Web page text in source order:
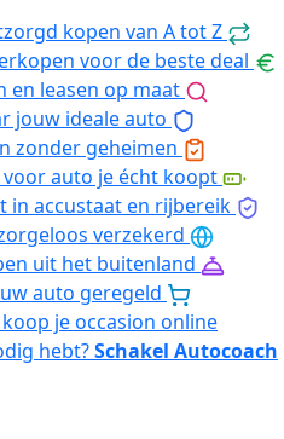
kopen van A tot Z
voor de beste deal
en leasen op maat
jouw ideale auto
zonder geheimen
auto je écht koopt
in accustaat en rijbereik
verzekerd
uit het buitenland
auto geregeld
je occasion online
hebt?Schakel Autocoach